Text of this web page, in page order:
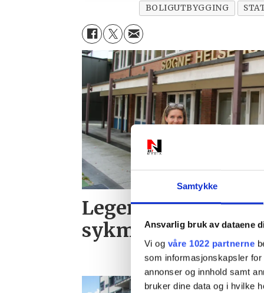
Samtykke
Ansvarlig bruk av dataene
Vi og våre 1022 partnerne
som informasjonskapsler
annonser og innhold samt
bruker dine data og i hvilke
BOLIGUTBYGGING
Leger får betalt
sykmelde